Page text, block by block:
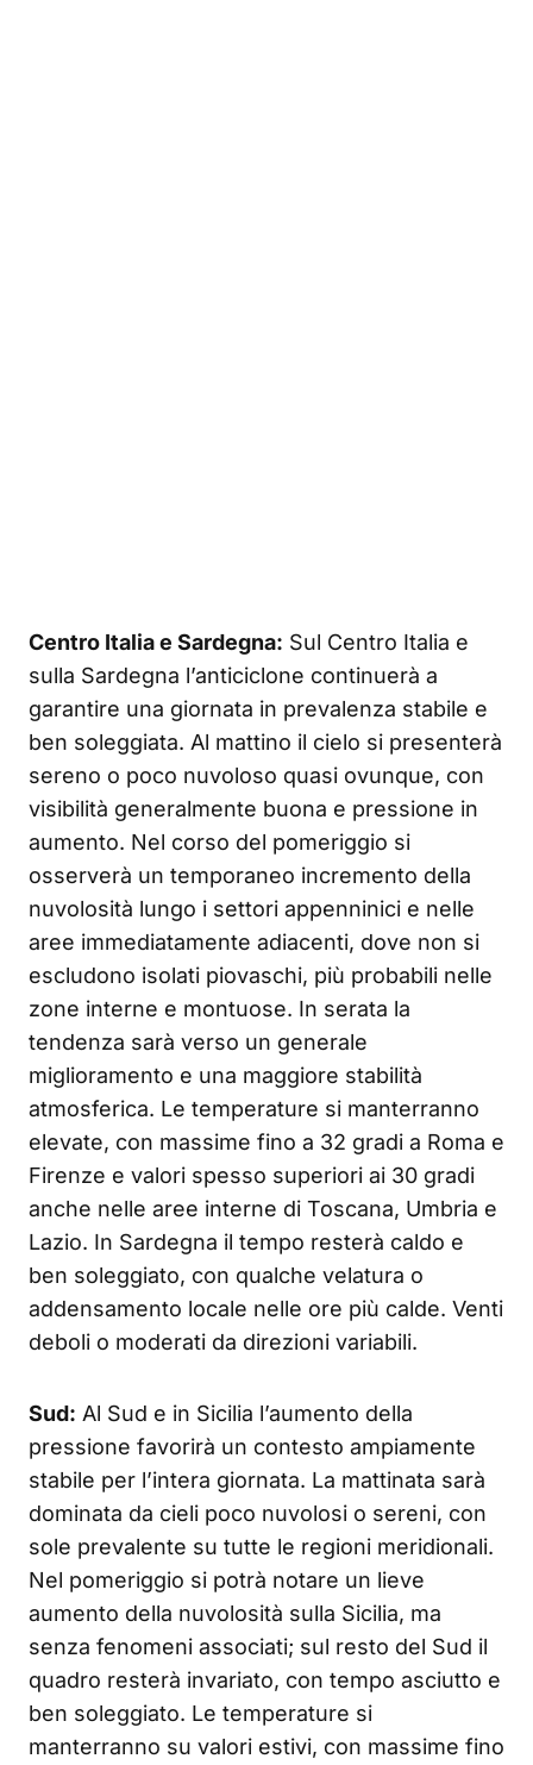
Centro Italia e Sardegna: Sul Centro Italia e
sulla Sardegna l’anticiclone continuerà a
garantire una giornata in prevalenza stabile e
ben soleggiata. Al mattino il cielo si presenterà
sereno o poco nuvoloso quasi ovunque, con
visibilità generalmente buona e pressione in
aumento. Nel corso del pomeriggio si
osserverà un temporaneo incremento della
nuvolosità lungo i settori appenninici e nelle
aree immediatamente adiacenti, dove non si
escludono isolati piovaschi, più probabili nelle
zone interne e montuose. In serata la
tendenza sarà verso un generale
miglioramento e una maggiore stabilità
atmosferica. Le temperature si manterranno
elevate, con massime fino a 32 gradi a Roma e
Firenze e valori spesso superiori ai 30 gradi
anche nelle aree interne di Toscana, Umbria e
Lazio. In Sardegna il tempo resterà caldo e
ben soleggiato, con qualche velatura o
addensamento locale nelle ore più calde. Venti
deboli o moderati da direzioni variabili.
Sud: Al Sud e in Sicilia l’aumento della
pressione favorirà un contesto ampiamente
stabile per l’intera giornata. La mattinata sarà
dominata da cieli poco nuvolosi o sereni, con
sole prevalente su tutte le regioni meridionali.
Nel pomeriggio si potrà notare un lieve
aumento della nuvolosità sulla Sicilia, ma
senza fenomeni associati; sul resto del Sud il
quadro resterà invariato, con tempo asciutto e
ben soleggiato. Le temperature si
manterranno su valori estivi, con massime fino